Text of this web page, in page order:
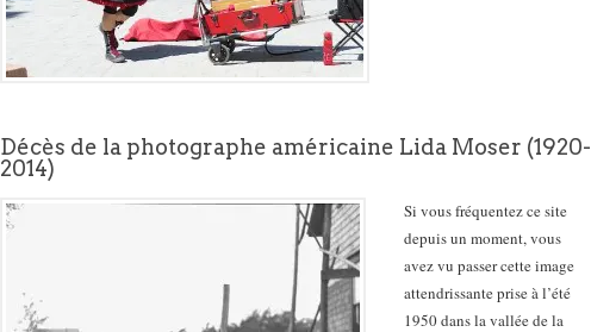
Décès de la photographe américaine Lida Moser (1920-
2014)
Si vous fréquentez ce site
depuis un moment, vous
avez vu passer cette image
attendrissante prise à l’été
1950 dans la vallée de la